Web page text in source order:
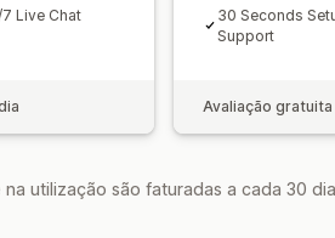
Live Chat
30 Seconds
Support
Avaliação gratuita
utilização são faturadas a cada 30